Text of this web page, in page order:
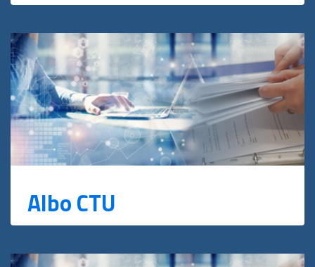
Albo CTU